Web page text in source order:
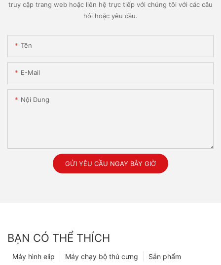
truy cập trang web hoặc liên hệ trực tiếp với chúng tôi với các câu
hỏi hoặc yêu cầu.
Tên
E-Mail
Nội Dung
GỬI YÊU CẦU NGAY BÂY GIỜ
BẠN CÓ THỂ THÍCH
Sản phẩm
Máy chạy bộ thú cưng
Máy hình elip